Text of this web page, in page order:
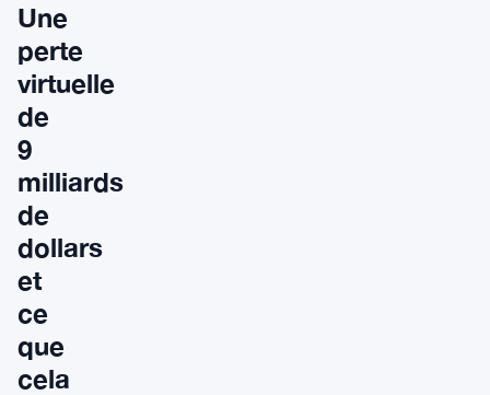
Une
perte
virtuelle
de
9
milliards
de
dollars
et
ce
que
cela